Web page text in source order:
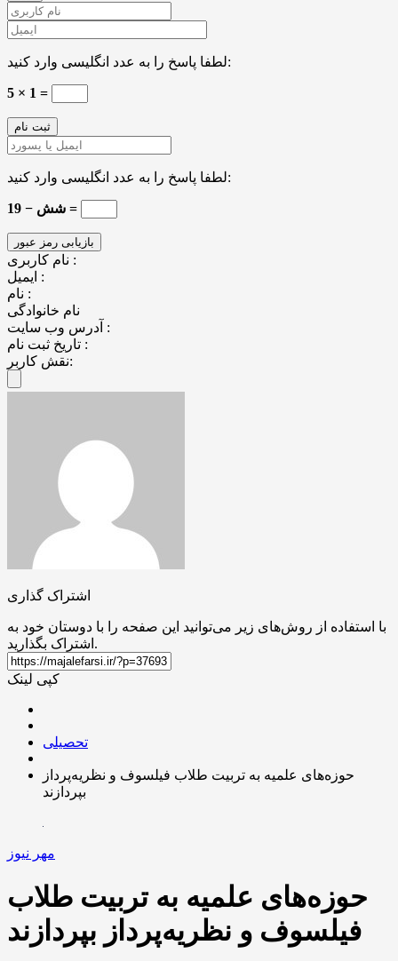
لطفا پاسخ را به عدد انگلیسی وارد کنید:
5 × 1 =
لطفا پاسخ را به عدد انگلیسی وارد کنید:
19 − شش =
نام کاربری :
ایمیل :
نام :
نام خانوادگی
آدرس وب سایت :
تاریخ ثبت نام :
نقش کاربر:
اشتراک گذاری
با استفاده از روش‌های زیر می‌توانید این صفحه را با دوستان خود به
اشتراک بگذارید.
کپی لینک
تحصیلی
حوزه‌های علمیه به تربیت طلاب فیلسوف و نظریه‌پرداز
بپردازند
مهر نیوز
حوزه‌های علمیه به تربیت طلاب
فیلسوف و نظریه‌پرداز بپردازند